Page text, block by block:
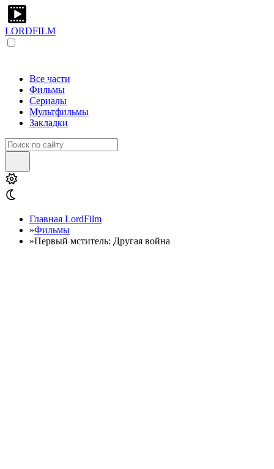
LORDFILM
Все части
Фильмы
Сериалы
Мультфильмы
Закладки
Главная LordFilm
»Фильмы
»Первый мститель: Другая война